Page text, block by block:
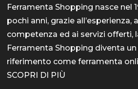
Ferramenta Shopping nasce nel
pochi anni, grazie all’esperienza,
competenza ed ai servizi offerti,
Ferramenta Shopping diventa
riferimento come ferramenta
SCOPRI DI PIÙ